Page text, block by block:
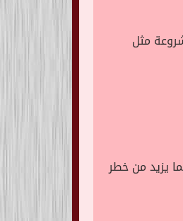
مثل
يزيد من خطر